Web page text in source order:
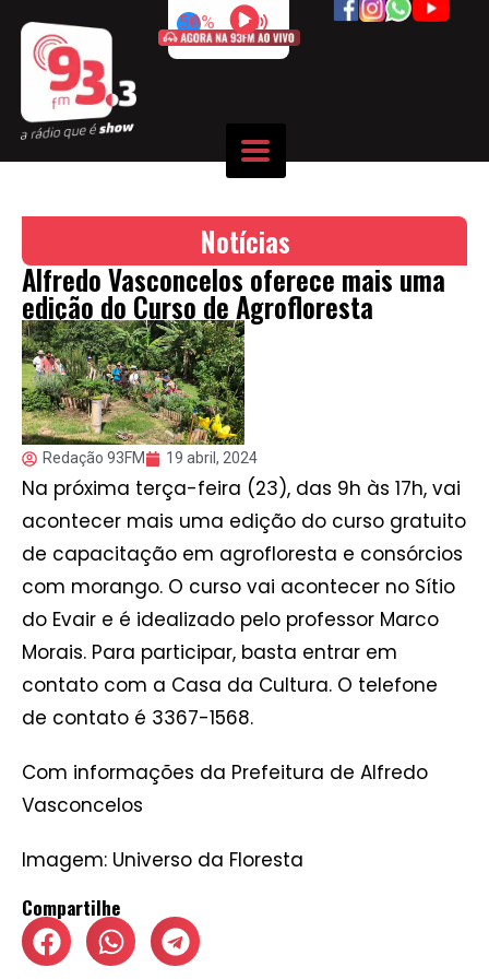
50%
Notícias
Alfredo Vasconcelos oferece mais uma
edição do Curso de Agrofloresta
Redação 93FM 19 abril, 2024
Na próxima terça-feira (23), das 9h às 17h, vai
acontecer mais uma edição do curso gratuito
de capacitação em agrofloresta e consórcios
com morango. O curso vai acontecer no Sítio
do Evair e é idealizado pelo professor Marco
Morais. Para participar, basta entrar em
contato com a Casa da Cultura. O telefone
de contato é 3367-1568.
Com informações da Prefeitura de Alfredo
Vasconcelos
Imagem: Universo da Floresta
Compartilhe